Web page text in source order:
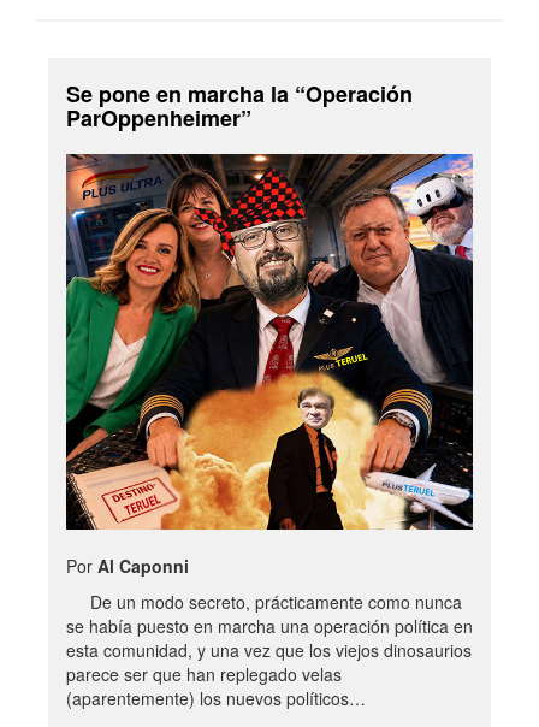
Se pone en marcha la “Operación
ParOppenheimer”
Por Al Caponni
De un modo secreto, prácticamente como nunca
se había puesto en marcha una operación política en
esta comunidad, y una vez que los viejos dinosaurios
parece ser que han replegado velas
(aparentemente) los nuevos políticos…